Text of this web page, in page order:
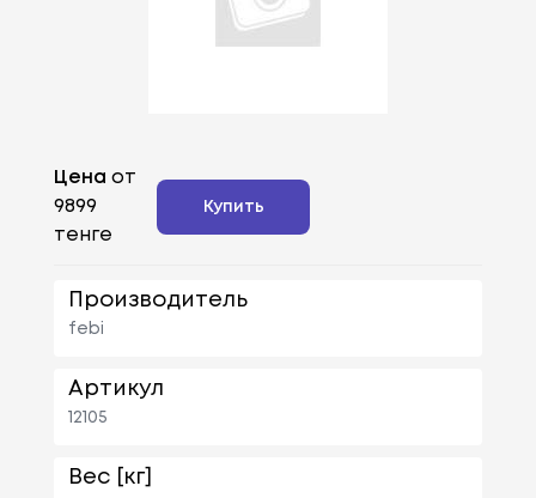
Цена от
9899
тенге
Купить
Производитель
febi
Артикул
12105
Вес [кг]